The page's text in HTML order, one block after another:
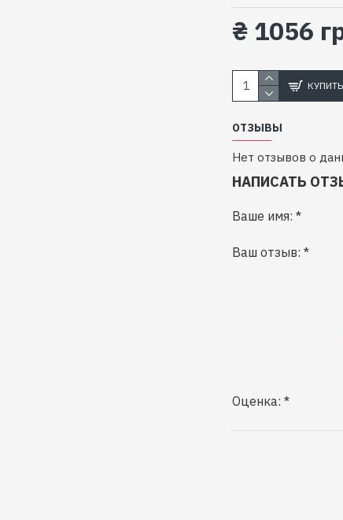
₴ 1056
КУПИТЬ
ОТЗЫВЫ
Нет отзывов о
НАПИСАТЬ
Ваше имя:
Ваш отзыв:
Оценка: